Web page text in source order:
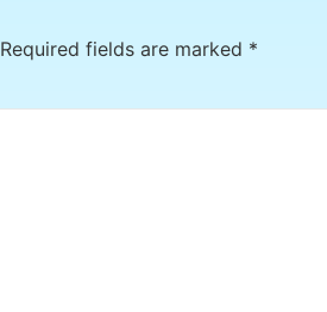
Required fields are marked *